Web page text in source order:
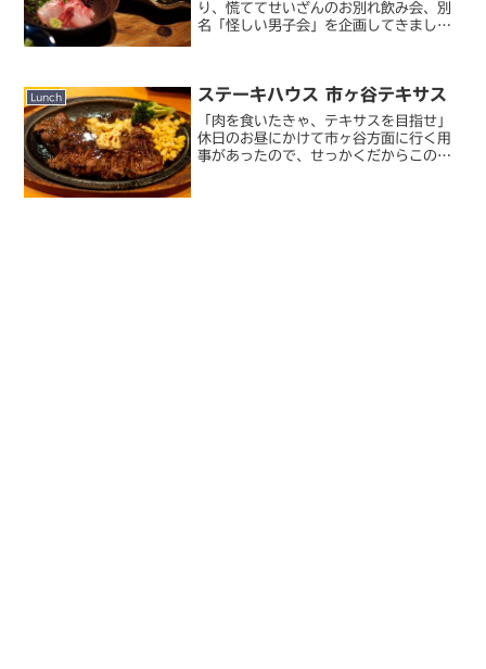
り、慌ててせいざんのお別れ飲み会、別
名「怪しい男子会」を企画してきまし
店。返す返すも惜しいことです...
Lunch ステーキハウス 市ヶ谷テキサス
「肉を食いたきゃ、テキサスを目指せ」
休日のお昼にかけて市ヶ谷方面に行く用
事があったので、せっかくだからこの近